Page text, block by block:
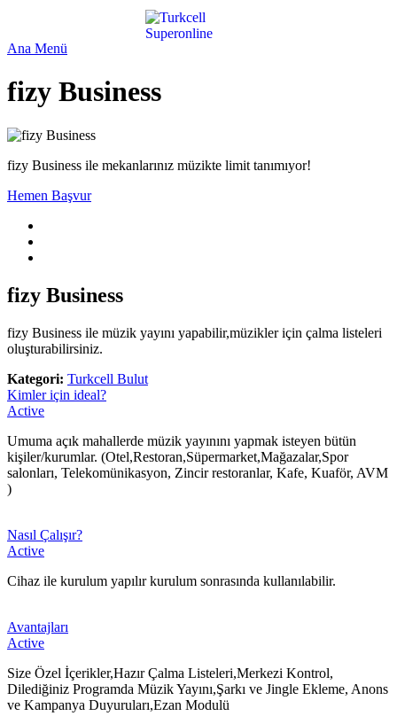
Ana Menü
fizy Business
fizy Business ile mekanlarınız müzikte limit tanımıyor!
Hemen Başvur
fizy Business
fizy Business ile müzik yayını yapabilir,müzikler için çalma listeleri
oluşturabilirsiniz.
Kategori: Turkcell Bulut
Kimler için ideal?
Active
​Umuma açık mahallerde müzik yayınını yapmak isteyen bütün
kişiler/kurumlar. (Otel,Restoran,Süpermarket,Mağazalar,Spor
salonları, Telekomünikasyon, Zincir restoranlar, Kafe, Kuaför, AVM
)
Nasıl Çalışır?
Active
​Cihaz ile kurulum yapılır kurulum sonrasında kullanılabilir.
Avantajları
Active
​Size Özel İçerikler,Hazır Çalma Listeleri,Merkezi Kontrol,
Dilediğiniz Programda Müzik Yayını,Şarkı ve Jingle Ekleme, Anons
ve Kampanya Duyuruları,Ezan Modulü